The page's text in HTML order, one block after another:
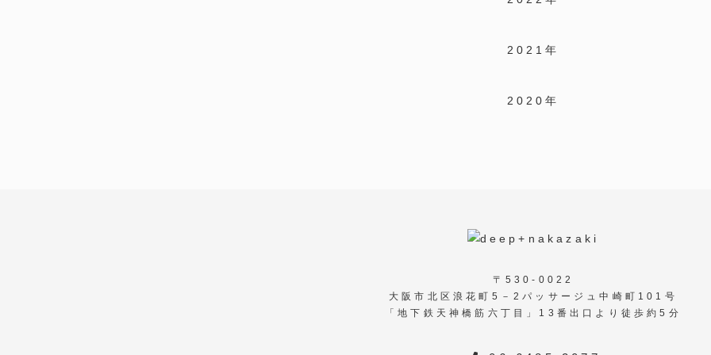
2021年
2020年
〒530-0022
大阪市北区浪花町5－2パッサージュ中崎町101号
「地下鉄天神橋筋六丁目」13番出口より徒歩約5分